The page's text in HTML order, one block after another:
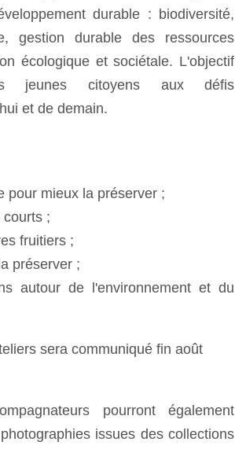
durable : biodiversité,
gestion durable des ressources
écologique et sociétale. L'objectif
jeunes citoyens aux défis
et de demain.
pour mieux la préserver ;
;
fruitiers ;
préserver ;
autour de l'environnement et du
sera communiqué fin août
pourront également
issues des collections